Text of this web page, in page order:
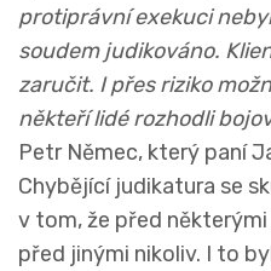
protiprávní exekuci
soudem judikováno.
zaručit. I přes riziko
někteří lidé rozhodli
Petr Němec, který paní
Chybějící judikatura se
v tom, že před
před jinými nikoliv. I to